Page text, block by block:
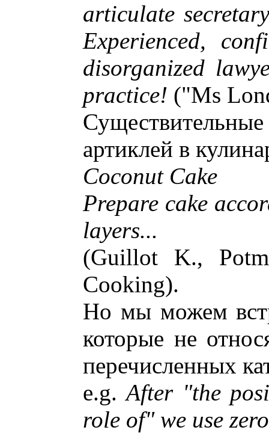
articulate
Experienced,
disorganized
practice! ("Ms
артиклей в
Coconut Cake
Prepare cake
layers...
(Guillot K.,
Cooking).
Но мы можем
которые не
перечисленных
e.g.After "the
role of" we use